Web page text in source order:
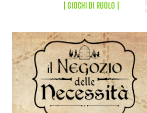
GIOCHI DI RUOLO